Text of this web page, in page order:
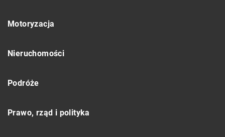
Motoryzacja
Nieruchomości
Podróże
Prawo, rząd i polityka